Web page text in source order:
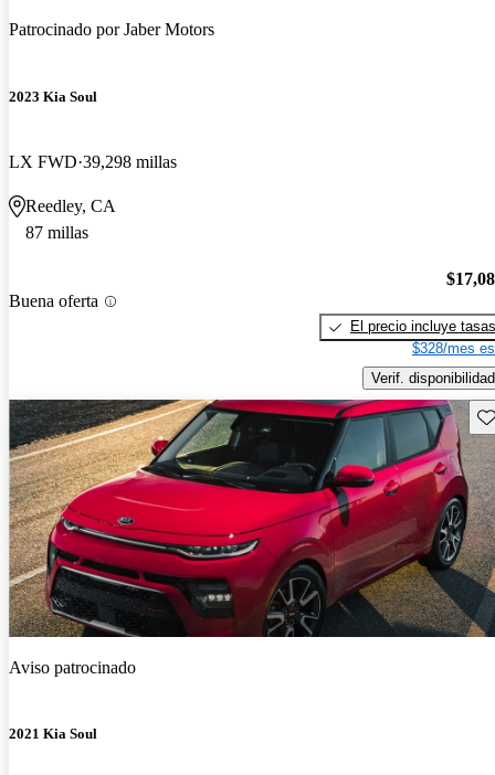
Patrocinado porJaber Motors
2023 Kia Soul
LX FWD 39,298 millas
Reedley, CA
87 millas
Buena oferta
El precio incluye tasas
$328/mes
Verif. disponibilidad
Aviso patrocinado
2021 Kia Soul